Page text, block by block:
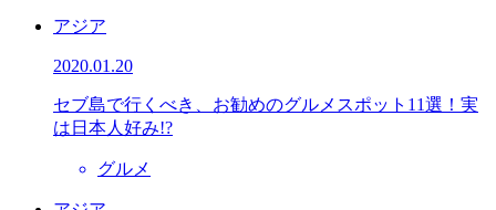
アジア
2020.01.20
セブ島で行くべき、お勧めのグルメスポット11選！実
は日本人好み!?
グルメ